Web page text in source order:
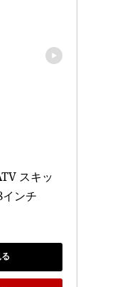
スキッ
インチ